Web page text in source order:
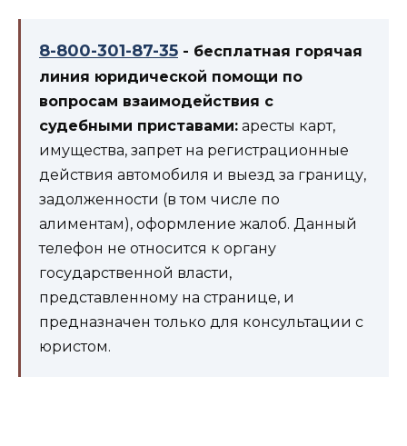
8-800-301-87-35 - бесплатная горячая
линия юридической помощи по
вопросам взаимодействия с
судебными приставами: аресты карт,
имущества, запрет на регистрационные
действия автомобиля и выезд за границу,
задолженности (в том числе по
алиментам), оформление жалоб. Данный
телефон не относится к органу
государственной власти,
представленному на странице, и
предназначен только для консультации с
юристом.